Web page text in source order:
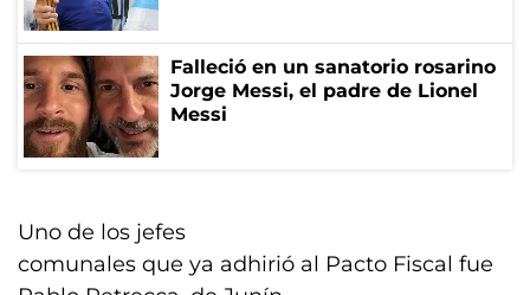
Falleció en un sanatorio rosarino
Jorge Messi, el padre de Lionel
Messi
Uno de los jefes
comunales que ya adhirió al Pacto Fiscal fue